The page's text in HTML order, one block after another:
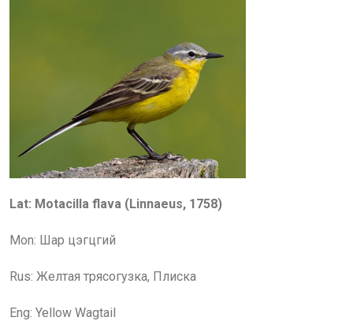
Lat: Motacilla flava (Linnaeus, 1758)
Mon: Шар цэгцгий
Rus: Желтая трясогузка, Плиска
Eng: Yellow Wagtail